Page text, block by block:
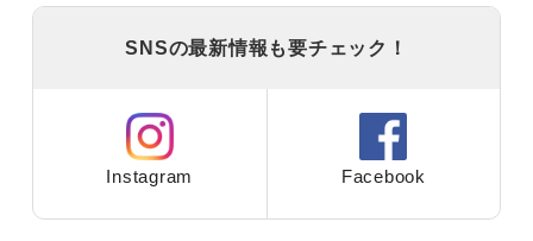
SNSの最新情報も要チェック！
Instagram Facebook